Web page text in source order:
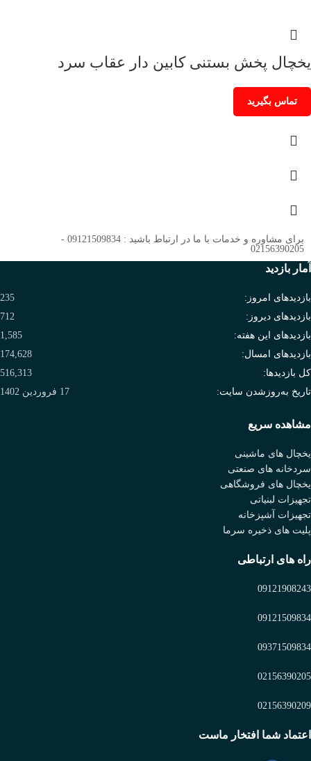
یخچال پخش بستنی کابین دار عقاب سرد
تماس بگیرید
برای مشاوره و خدمات با ما در ارتباط باشید : 09121509834 -
02156390205
آمار بازدید
بازدیدهای امروز:
235
بازدیدهای دیروز:
712
بازدیدهای این هفته:
1,585
بازدیدهای امسال:
174,628
کل بازدیدها:
516,313
تاریخ به‌روزشدن سایت:
17 فروردین 1402
مشاهده سریع
یخچال های ماشینی
سردخانه های صنعتی
یخچال های فروشگاهی
تجهیزات لبنیاتی
تجهیزات آشپزخانه
پلیت های ذخیره سرما
راه های ارتباطی
09121908243
09121509834
09371509834
02156390205
02156390209
اعتماد شما افتخار ماست